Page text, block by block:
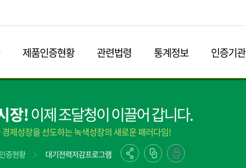
제품인증현황 관련법령 통계정보 인증기관
장!이제 조달청이 이끌어 갑니다.
제성장을 선도하는 녹색성장의 새로운 패러다임!
증현황 대기전력저감프로그램